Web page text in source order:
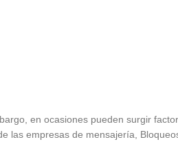
en ocasiones pueden surgir
las empresas de mensajería,